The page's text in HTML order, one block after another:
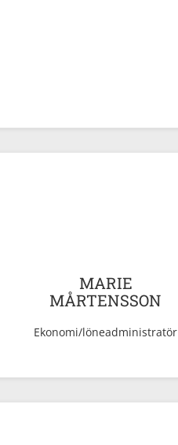
MARIE
MÅRTENSSON
Ekonomi/löneadministratör